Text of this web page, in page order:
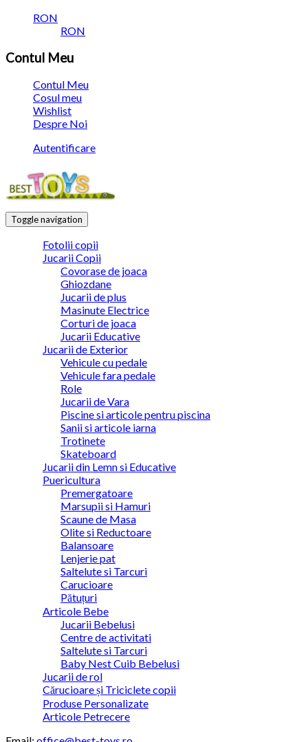
RON
RON
Contul Meu
Contul Meu
Cosul meu
Wishlist
Despre Noi
Autentificare
Toggle navigation
Fotolii copii
Jucarii Copii
Covorase de joaca
Ghiozdane
Jucarii de plus
Masinute Electrice
Corturi de joaca
Jucarii Educative
Jucarii de Exterior
Vehicule cu pedale
Vehicule fara pedale
Role
Jucarii de Vara
Piscine si articole pentru piscina
Sanii si articole iarna
Trotinete
Skateboard
Jucarii din Lemn si Educative
Puericultura
Premergatoare
Marsupii si Hamuri
Scaune de Masa
Olite si Reductoare
Balansoare
Lenjerie pat
Saltelute si Tarcuri
Carucioare
Pătuțuri
Articole Bebe
Jucarii Bebelusi
Centre de activitati
Saltelute si Tarcuri
Baby Nest Cuib Bebelusi
Jucarii de rol
Cărucioare și Triciclete copii
Produse Personalizate
Articole Petrecere